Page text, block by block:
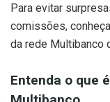
Para evitar
comissões,
da rede Multibanco
Entenda o que